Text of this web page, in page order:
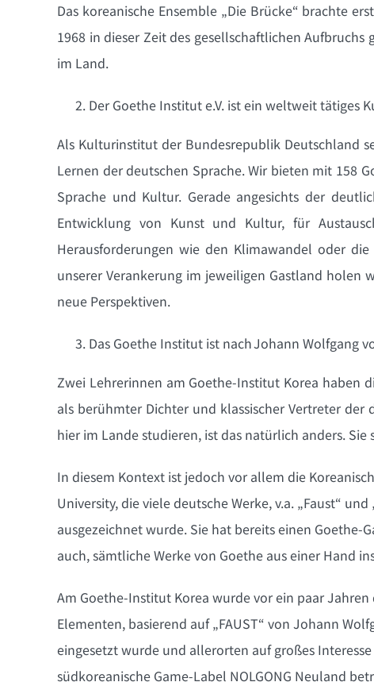
Das koreanische Ensemble „Die Brücke“ brachte
1968 in dieser Zeit des gesellschaftlichen
im Land.
Der Goethe Institut e.V. ist ein weltweit tätiges
Als Kulturinstitut der Bundesrepublik Deutschland
Lernen der deutschen Sprache. Wir bieten mit 158
Sprache und Kultur. Gerade angesichts der
Entwicklung von Kunst und Kultur, für
Herausforderungen wie den Klimawandel oder
unserer Verankerung im jeweiligen Gastland holen
neue Perspektiven.
Das Goethe Institut ist nach Johann Wolfgang
Zwei Lehrerinnen am Goethe-Institut Korea haben
als berühmter Dichter und klassischer Vertreter
hier im Lande studieren, ist das natürlich anders.
In diesem Kontext ist jedoch vor allem die
University, die viele deutsche Werke, v.a. „Faust“
ausgezeichnet wurde. Sie hat bereits einen Goethe-
auch, sämtliche Werke von Goethe aus einer Hand
Am Goethe-Institut Korea wurde vor ein paar
Elementen, basierend auf „FAUST“ von Johann
eingesetzt wurde und allerorten auf großes
südkoreanische Game-Label NOLGONG Neuland